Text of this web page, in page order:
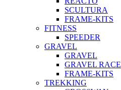
SCULTURA
FRAME-KITS
FITNESS
SPEEDER
GRAVEL
GRAVEL
GRAVEL RACE
FRAME-KITS
TREKKING